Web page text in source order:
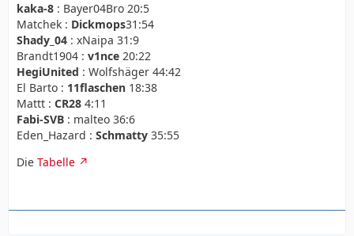
kaka-8 : Bayer04Bro 20:5
Matchek : Dickmops31:54
Shady_04 : xNaipa 31:9
Brandt1904 : v1nce 20:22
HegiUnited : Wolfshäger 44:42
El Barto : 11flaschen 18:38
Mattt : CR28 4:11
Fabi-SVB : malteo 36:6
Eden_Hazard : Schmatty 35:55
Die Tabelle